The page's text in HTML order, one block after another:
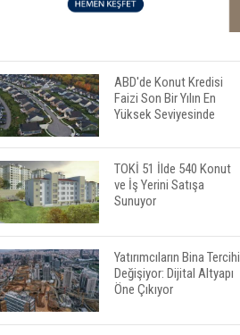
ABD'de Konut Kredisi
Faizi Son Bir Yılın En
Yüksek Seviyesinde
TOKİ 51 İlde 540 Konut
ve İş Yerini Satışa
Sunuyor
Yatırımcıların Bina Tercihi
Değişiyor: Dijital Altyapı
Öne Çıkıyor